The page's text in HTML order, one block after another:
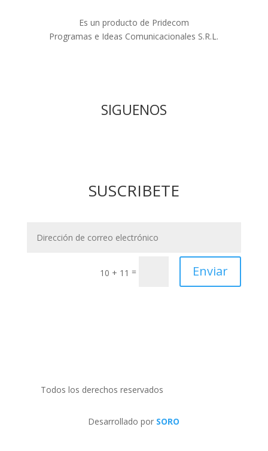
Es un producto de Pridecom
Programas e Ideas Comunicacionales S.R.L.
SIGUENOS
SUSCRIBETE
10 + 11 = Enviar
Todos los derechos reservados
Desarrollado por SORO